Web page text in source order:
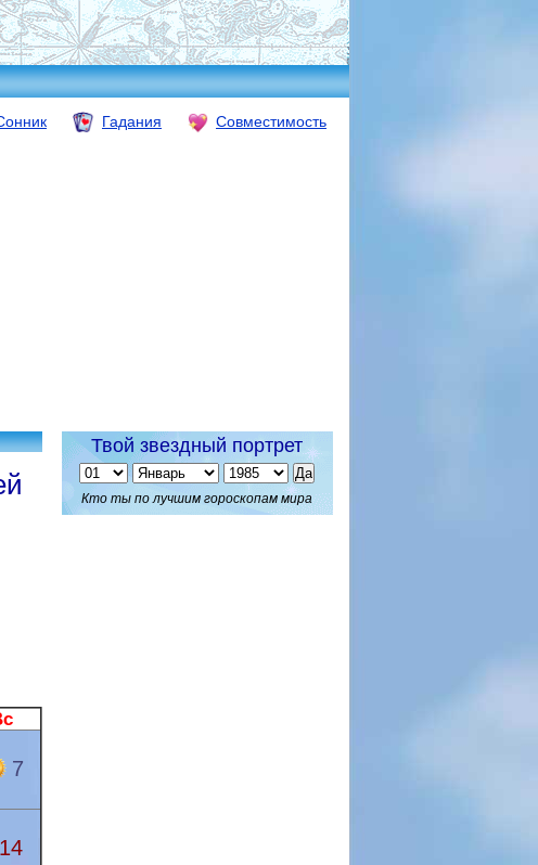
Гадания Совместимость
7
14
Твой звездный портрет
Кто ты по лучшим гороскопам мира